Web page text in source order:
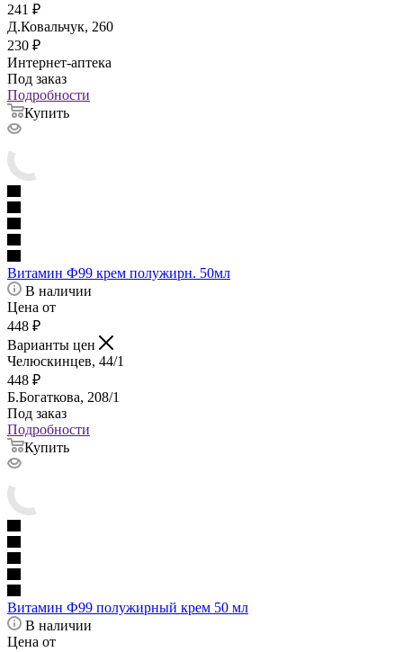
241 ₽
Д.Ковальчук, 260
230 ₽
Интернет-аптека
Под заказ
Подробности
Купить
Витамин Ф99 крем полужирн. 50мл
В наличии
Цена от
448 ₽
Варианты цен
Челюскинцев, 44/1
448 ₽
Б.Богаткова, 208/1
Под заказ
Подробности
Купить
Витамин Ф99 полужирный крем 50 мл
В наличии
Цена от